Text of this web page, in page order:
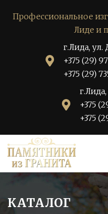
Профессиональное
Лиде и
г.Лида, ул.
+375 (29)
+375 (29)
+375
+375
Перейти
содержимому
КАТАЛОГ